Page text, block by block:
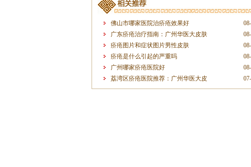
佛山市哪家医院治疥疮效果好
广东疥疮治疗指南：广州华医大皮肤
疥疮图片和症状图片男性皮肤
疥疮是什么引起的严重吗
广州哪家疥疮医院好
荔湾区疥疮医院推荐：广州华医大皮